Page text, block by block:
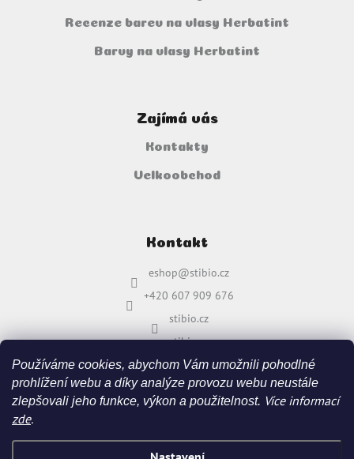
Používáme cookies, abychom Vám umožnili pohodlné
prohlížení webu a díky analýze provozu webu neustále
zlepšovali jeho funkce, výkon a použitelnost. Více informací
zde.
Recenze barev na vlasy Herbatint
Barvy na vlasy Herbatint
Zajímá vás
Kontakty
Velkoobchod
Kontakt
eshop@stibio.cz
+420 607 909 676
stibio.cz
stibio.cz